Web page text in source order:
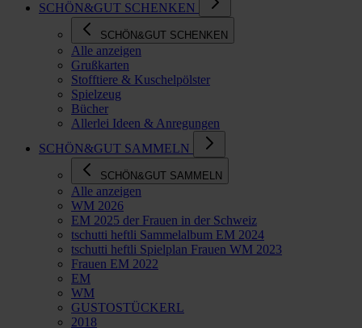
SCHÖN&GUT SCHENKEN
SCHÖN&GUT SCHENKEN
Alle anzeigen
Grußkarten
Stofftiere & Kuschelpölster
Spielzeug
Bücher
Allerlei Ideen & Anregungen
SCHÖN&GUT SAMMELN
SCHÖN&GUT SAMMELN
Alle anzeigen
WM 2026
EM 2025 der Frauen in der Schweiz
tschutti heftli Sammelalbum EM 2024
tschutti heftli Spielplan Frauen WM 2023
Frauen EM 2022
EM
WM
GUSTOSTÜCKERL
2018